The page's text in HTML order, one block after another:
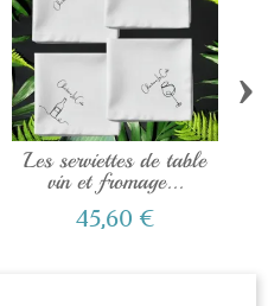
Les serviettes de table
vin et fromage...
45,60 €
›